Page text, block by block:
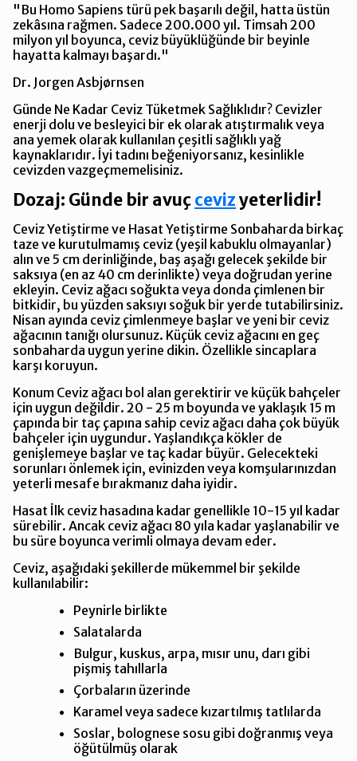
"Bu Homo Sapiens türü pek başarılı değil, hatta üstün
zekâsına rağmen. Sadece 200.000 yıl. Timsah 200
milyon yıl boyunca, ceviz büyüklüğünde bir beyinle
hayatta kalmayı başardı."
Dr. Jorgen Asbjørnsen
Günde Ne Kadar Ceviz Tüketmek Sağlıklıdır? Cevizler
enerji dolu ve besleyici bir ek olarak atıştırmalık veya
ana yemek olarak kullanılan çeşitli sağlıklı yağ
kaynaklarıdır. İyi tadını beğeniyorsanız, kesinlikle
cevizden vazgeçmemelisiniz.
Dozaj: Günde bir avuçcevizyeterlidir!
Ceviz Yetiştirme ve Hasat Yetiştirme Sonbaharda birkaç
taze ve kurutulmamış ceviz (yeşil kabuklu olmayanlar)
alın ve 5 cm derinliğinde, baş aşağı gelecek şekilde bir
saksıya (en az 40 cm derinlikte) veya doğrudan yerine
ekleyin. Ceviz ağacı soğukta veya donda çimlenen bir
bitkidir, bu yüzden saksıyı soğuk bir yerde tutabilirsiniz.
Nisan ayında ceviz çimlenmeye başlar ve yeni bir ceviz
ağacının tanığı olursunuz. Küçük ceviz ağacını en geç
sonbaharda uygun yerine dikin. Özellikle sincaplara
karşı koruyun.
Konum Ceviz ağacı bol alan gerektirir ve küçük bahçeler
için uygun değildir. 20 - 25 m boyunda ve yaklaşık 15 m
çapında bir taç çapına sahip ceviz ağacı daha çok büyük
bahçeler için uygundur. Yaşlandıkça kökler de
genişlemeye başlar ve taç kadar büyür. Gelecekteki
sorunları önlemek için, evinizden veya komşularınızdan
yeterli mesafe bırakmanız daha iyidir.
Hasat İlk ceviz hasadına kadar genellikle 10-15 yıl kadar
sürebilir. Ancak ceviz ağacı 80 yıla kadar yaşlanabilir ve
bu süre boyunca verimli olmaya devam eder.
Ceviz, aşağıdaki şekillerde mükemmel bir şekilde
kullanılabilir:
Peynirle birlikte
Salatalarda
Bulgur, kuskus, arpa, mısır unu, darı gibi
pişmiş tahıllarla
Çorbaların üzerinde
Karamel veya sadece kızartılmış tatlılarda
Soslar, bolognese sosu gibi doğranmış veya
öğütülmüş olarak